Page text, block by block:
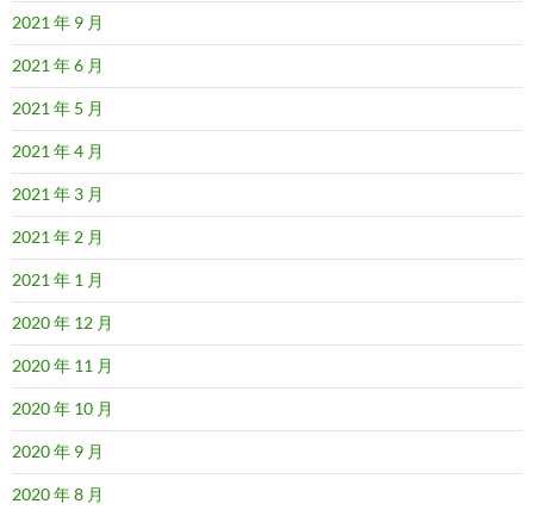
2021 年 9 月
2021 年 6 月
2021 年 5 月
2021 年 4 月
2021 年 3 月
2021 年 2 月
2021 年 1 月
2020 年 12 月
2020 年 11 月
2020 年 10 月
2020 年 9 月
2020 年 8 月